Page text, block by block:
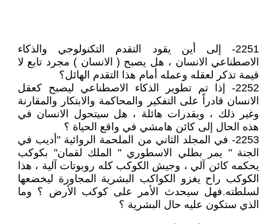
2251- إلى أين يقود التقدم التكنولوجي والذكاء
الاصطناعي الانسان ، هل يصبح ( الانسان ) مجرد تابع لا
قيمة تذكر لعقله وعمله أمام هذا التقدم الهائل؟
2252- إذا تم تطوير الذكاء الاصطناعي ليصبح كعقل
الانسان قادراً على التفكير والمحاكمة والابتكار والمقارنة
وغير ذلك ، وبقدرات هائلة ، هل سيتحول الانسان في
هذه الحال إلى كائن هامشي في واقع الحياة ؟
2253- في المجلد الثاني من الملحمة الروائية "أديب في
الجنة " يمر بطلي الاسطوري " الملك لقمان" بكوكب
يحكمه كائن آلي ، وجيش الكوكب كله روبوتات آلية ، هذا
الكوكب راح يغزو الكواكب البشرية المجاورة ليخضعها
لسلطته.فهل سيحدث الأمر على كوكب الأرض ؟ وما
الذي ستكون عليه حال البشرية ؟